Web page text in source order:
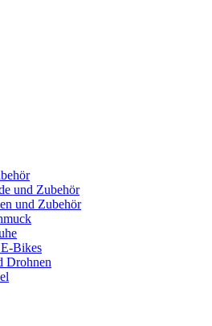
und Zubehör
und Zubehör
Bikes
Drohnen